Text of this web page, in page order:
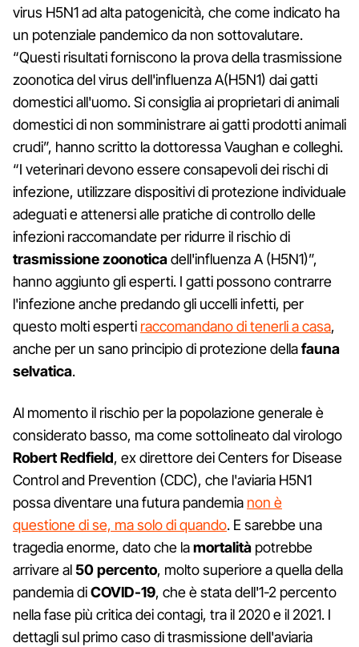
virus H5N1 ad alta patogenicità, che come indicato ha
un potenziale pandemico da non sottovalutare.
“Questi risultati forniscono la prova della trasmissione
zoonotica del virus dell'influenza A(H5N1) dai gatti
domestici all'uomo. Si consiglia ai proprietari di animali
domestici di non somministrare ai gatti prodotti animali
crudi”, hanno scritto la dottoressa Vaughan e colleghi.
“I veterinari devono essere consapevoli dei rischi di
infezione, utilizzare dispositivi di protezione individuale
adeguati e attenersi alle pratiche di controllo delle
infezioni raccomandate per ridurre il rischio di
trasmissione zoonoticadell'influenza A (H5N1)”,
hanno aggiunto gli esperti. I gatti possono contrarre
l'infezione anche predando gli uccelli infetti, per
questo molti esperti raccomandano di tenerli a casa,
anche per un sano principio di protezione dellafauna
selvatica.
Al momento il rischio per la popolazione generale è
considerato basso, ma come sottolineato dal virologo
Robert Redfield, ex direttore dei Centers for Disease
Control and Prevention (CDC), che l'aviaria H5N1
possa diventare una futura pandemia non è
questione di se, ma solo di quando. E sarebbe una
tragedia enorme, dato che lamortalità potrebbe
arrivare al 50 percento, molto superiore a quella della
pandemia diCOVID-19, che è stata dell'1-2 percento
nella fase più critica dei contagi, tra il 2020 e il 2021. I
dettagli sul primo caso di trasmissione dell'aviaria